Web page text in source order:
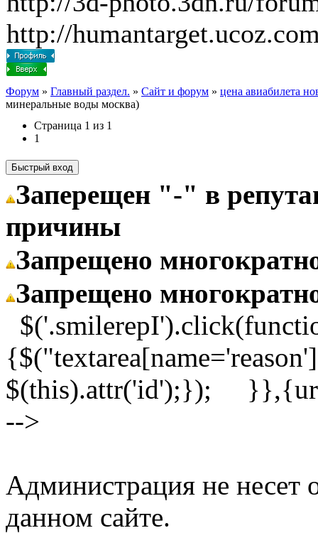
http://
Форум » Главный раздел. » Сайт и форум » цена авиабилета
минеральные воды москва)
Страница 1 из 1
1
Заперещен "-" в
причины
Запрещено
Запрещено
$(this).attr('id');});
-->
Администрация не несет
данном сайте.